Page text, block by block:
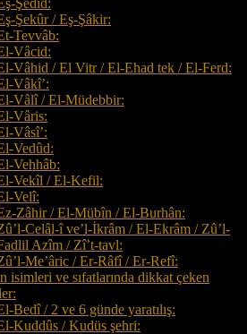
Şekûr / Eş-Şâkir:
Tevvâb:
Vâcid:
Vâhid / El Vitr / El-Ehad tek / El-Ferd:
Vâkî’:
Vâlî / El-Müdebbir:
Vâris:
Vâsî’:
Vedûd:
Vehhâb:
Vekîl / El-Kefil:
Velî:
Zâhir / El-Mübîn / El-Burhân:
Celâl-î ve’l-İkrâm / El-Ekrâm / Zû’l-
Azîm / Zî’t-tavl:
Me’âric / Er-Râfî / Er-Refî:
isimleri ve sıfatlarında dikkat çeken
Bedî / 2 ve 6 günde yaratılış:
Kuddûs / Kudüs şehri: